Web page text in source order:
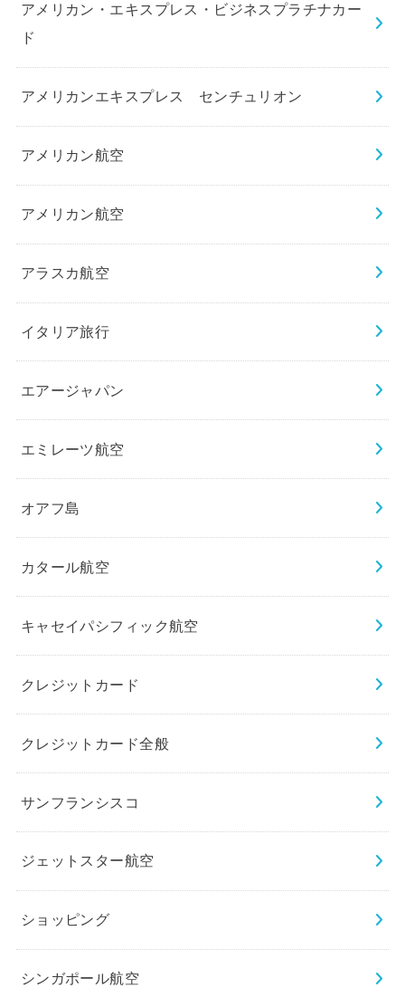
アメリカン・エキスプレス・ビジネスプラチナカー
ド
アメリカンエキスプレス センチュリオン
アメリカン航空
アメリカン航空
アラスカ航空
イタリア旅行
エアージャパン
エミレーツ航空
オアフ島
カタール航空
キャセイパシフィック航空
クレジットカード
クレジットカード全般
サンフランシスコ
ジェットスター航空
ショッピング
シンガポール航空